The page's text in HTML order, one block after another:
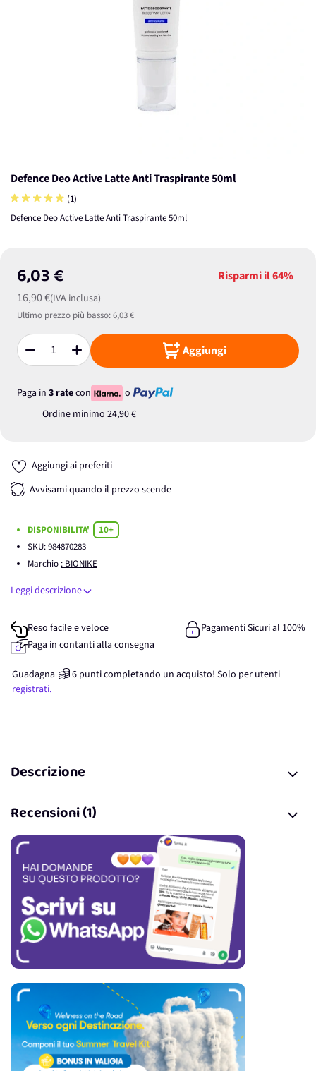
Defence Deo Active Latte Anti Traspirante 50ml
(1)
Defence Deo Active Latte Anti Traspirante 50ml
6,03 €
16,90 €(IVA inclusa)
Risparmi il64%
Ultimo prezzo più basso:6,03 €
Quantità Aggiungi
Paga in 3 ratecon
o
Ordine minimo 24,90 €
Aggiungi ai preferiti
Avvisami quando il prezzo scende
DISPONIBILITA'
10+
SKU:984870283
Marchio : BIONIKE
Leggi descrizione
Reso facile e veloce
Pagamenti Sicuri al 100%
Paga in contanti alla consegna
Guadagna 6 punticompletando un acquisto! Solo per utenti
registrati.
Descrizione
Recensioni (1)